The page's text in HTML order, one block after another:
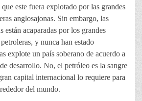
este fuera explotado por las grandes
anglosajonas. Sin embargo, las
están acaparadas por los grandes
y nunca han estado
explote un país soberano de acuerdo a
desarrollo. No, el petróleo es la sangre
capital internacional lo requiere para
del mundo.